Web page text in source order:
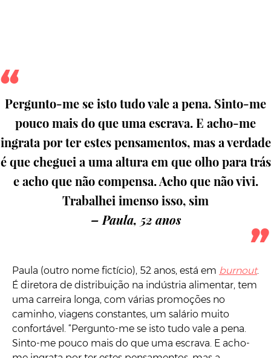
Pergunto-me se isto tudo vale a pena. Sinto-me
pouco mais do que uma escrava. E acho-me
ingrata por ter estes pensamentos, mas a verdade
é que cheguei a uma altura em que olho para trás
e acho que não compensa. Acho que não vivi.
Trabalhei imenso isso, sim
– Paula, 52 anos
Paula (outro nome fictício), 52 anos, está em burnout.
É diretora de distribuição na indústria alimentar, tem
uma carreira longa, com várias promoções no
caminho, viagens constantes, um salário muito
confortável. “Pergunto-me se isto tudo vale a pena.
Sinto-me pouco mais do que uma escrava. E acho-